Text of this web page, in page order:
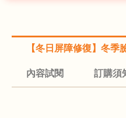
【冬日屏障修復】冬季
內容試閱 訂購須